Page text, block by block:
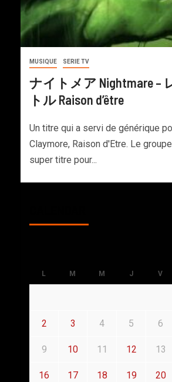
MUSIQUE SERIE TV
ナイトメア Nightmare –
トル Raison d’être
Un titre qui a servi de générique
Claymore, Raison d'Etre. Le
super titre pour...
L M M J V
2 3 4 5 6
9 10 11 12 13
16 17 18 19 20